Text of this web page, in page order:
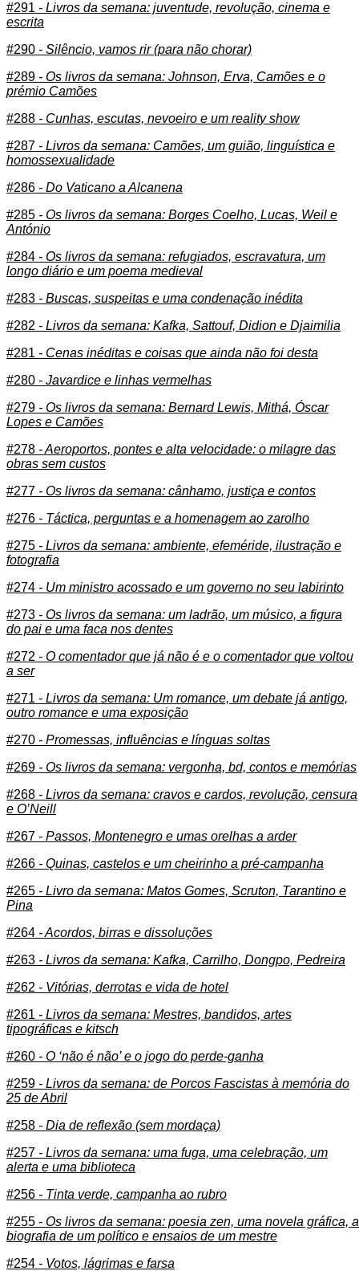
#291 - Livros da semana: juventude, revolução, cinema e
escrita
#290 - Silêncio, vamos rir (para não chorar)
#289 - Os livros da semana: Johnson, Erva, Camões e o
prémio Camões
#288 - Cunhas, escutas, nevoeiro e um reality show
#287 - Livros da semana: Camões, um guião, linguística e
homossexualidade
#286 - Do Vaticano a Alcanena
#285 - Os livros da semana: Borges Coelho, Lucas, Weil e
António
#284 - Os livros da semana: refugiados, escravatura, um
longo diário e um poema medieval
#283 - Buscas, suspeitas e uma condenação inédita
#282 - Livros da semana: Kafka, Sattouf, Didion e Djaimilia
#281 - Cenas inéditas e coisas que ainda não foi desta
#280 - Javardice e linhas vermelhas
#279 - Os livros da semana: Bernard Lewis, Mithá, Óscar
Lopes e Camões
#278 - Aeroportos, pontes e alta velocidade: o milagre das
obras sem custos
#277 - Os livros da semana: cânhamo, justiça e contos
#276 - Táctica, perguntas e a homenagem ao zarolho
#275 - Livros da semana: ambiente, efeméride, ilustração e
fotografia
#274 - Um ministro acossado e um governo no seu labirinto
#273 - Os livros da semana: um ladrão, um músico, a figura
do pai e uma faca nos dentes
#272 - O comentador que já não é e o comentador que voltou
a ser
#271 - Livros da semana: Um romance, um debate já antigo,
outro romance e uma exposição
#270 - Promessas, influências e línguas soltas
#269 - Os livros da semana: vergonha, bd, contos e memórias
#268 - Livros da semana: cravos e cardos, revolução, censura
e O’Neill
#267 - Passos, Montenegro e umas orelhas a arder
#266 - Quinas, castelos e um cheirinho a pré-campanha
#265 - Livro da semana: Matos Gomes, Scruton, Tarantino e
Pina
#264 - Acordos, birras e dissoluções
#263 - Livros da semana: Kafka, Carrilho, Dongpo, Pedreira
#262 - Vitórias, derrotas e vida de hotel
#261 - Livros da semana: Mestres, bandidos, artes
tipográficas e kitsch
#260 - O ‘não é não’ e o jogo do perde-ganha
#259 - Livros da semana: de Porcos Fascistas à memória do
25 de Abril
#258 - Dia de reflexão (sem mordaça)
#257 - Livros da semana: uma fuga, uma celebração, um
alerta e uma biblioteca
#256 - Tinta verde, campanha ao rubro
#255 - Os livros da semana: poesia zen, uma novela gráfica, a
biografia de um político e ensaios de um mestre
#254 - Votos, lágrimas e farsa